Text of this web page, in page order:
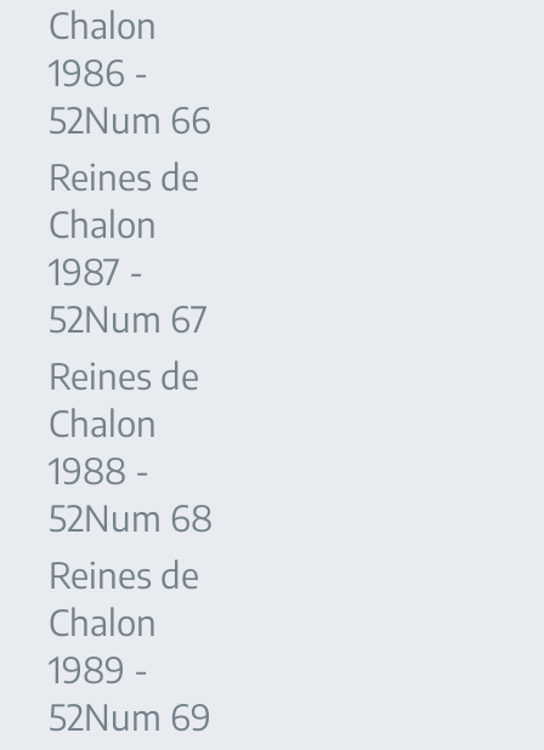
Chalon
1986 -
52Num 66
Reines de
Chalon
1987 -
52Num 67
Reines de
Chalon
1988 -
52Num 68
Reines de
Chalon
1989 -
52Num 69